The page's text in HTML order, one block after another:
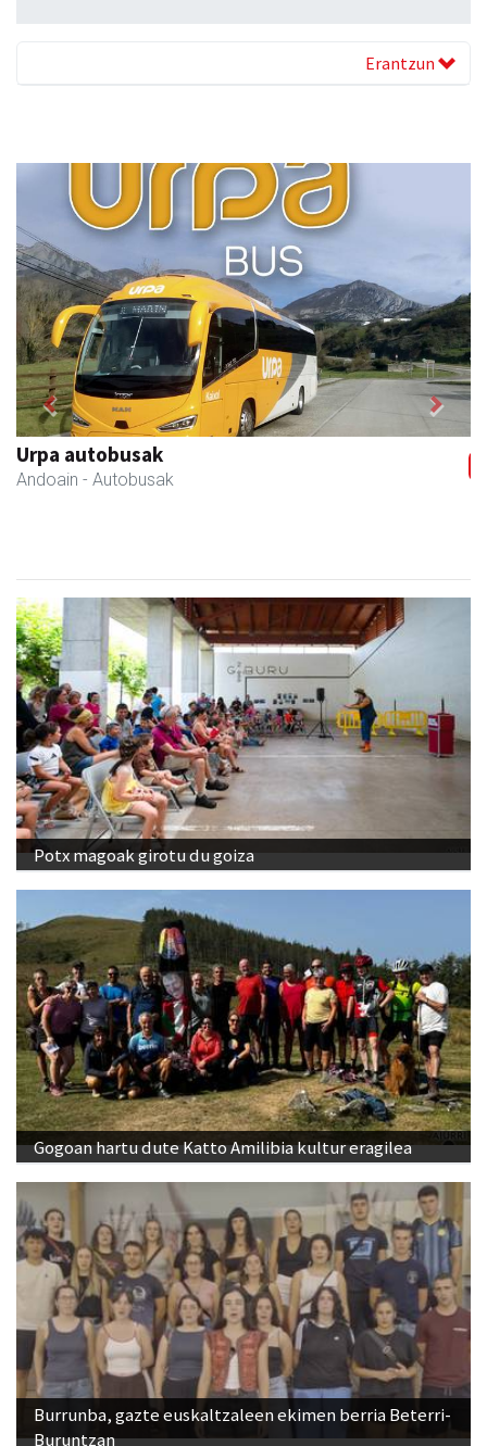
Erantzun
Urpa autobusak
Andoain - Autobusak
Previous Next
Potx magoak girotu du goiza
Gogoan hartu dute Katto Amilibia kultur eragilea
Burrunba, gazte euskaltzaleen ekimen berria Beterri-
Buruntzan